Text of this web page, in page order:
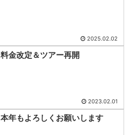
2025.02.02
料金改定＆ツアー再開
2023.02.01
本年もよろしくお願いします